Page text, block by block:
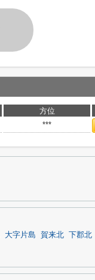
方位
***
大字片島 賀来北 下郡北